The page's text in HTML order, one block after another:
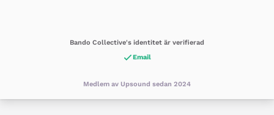
Bando Collective's identitet är verifierad
Email
Medlem av Upsound sedan 2024